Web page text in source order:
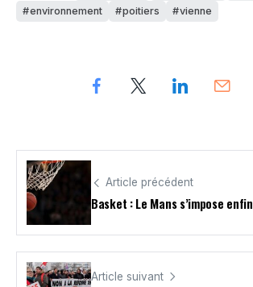
environnement
poitiers vienne
Article précédent
Basket : Le Mans s’impose enfin
Article suivant